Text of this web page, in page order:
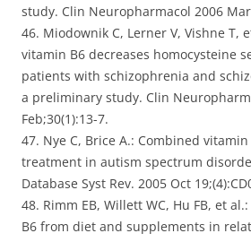
study. Clin Neuropharmacol 2006
46. Miodownik C, Lerner V, Vishne T,
vitamin B6 decreases homocysteine
patients with schizophrenia and
a preliminary study. Clin
Feb;30(1):13-7.
47. Nye C, Brice A.: Combined
treatment in autism spectrum
Database Syst Rev. 2005 Oct
48. Rimm EB, Willett WC, Hu FB, et
B6 from diet and supplements in